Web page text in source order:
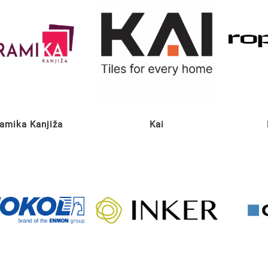
Kanjiža Kai